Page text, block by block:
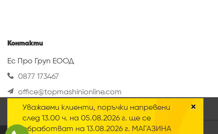
×
Уважаеми клиенти, поръчки напревени
след 13.00 ч. на 05.08.2026 г. ще се
обработват на 13.08.2026 г. МАГАЗИНА
Контакти
Ес Про Груп ЕООД
0877 173467
office@topmashinionline.com
Вижте повече
Нашият онлайн магазин използва така
наречените „Бисквитки“ Научете повече за
нашатаполитика за поверителност.